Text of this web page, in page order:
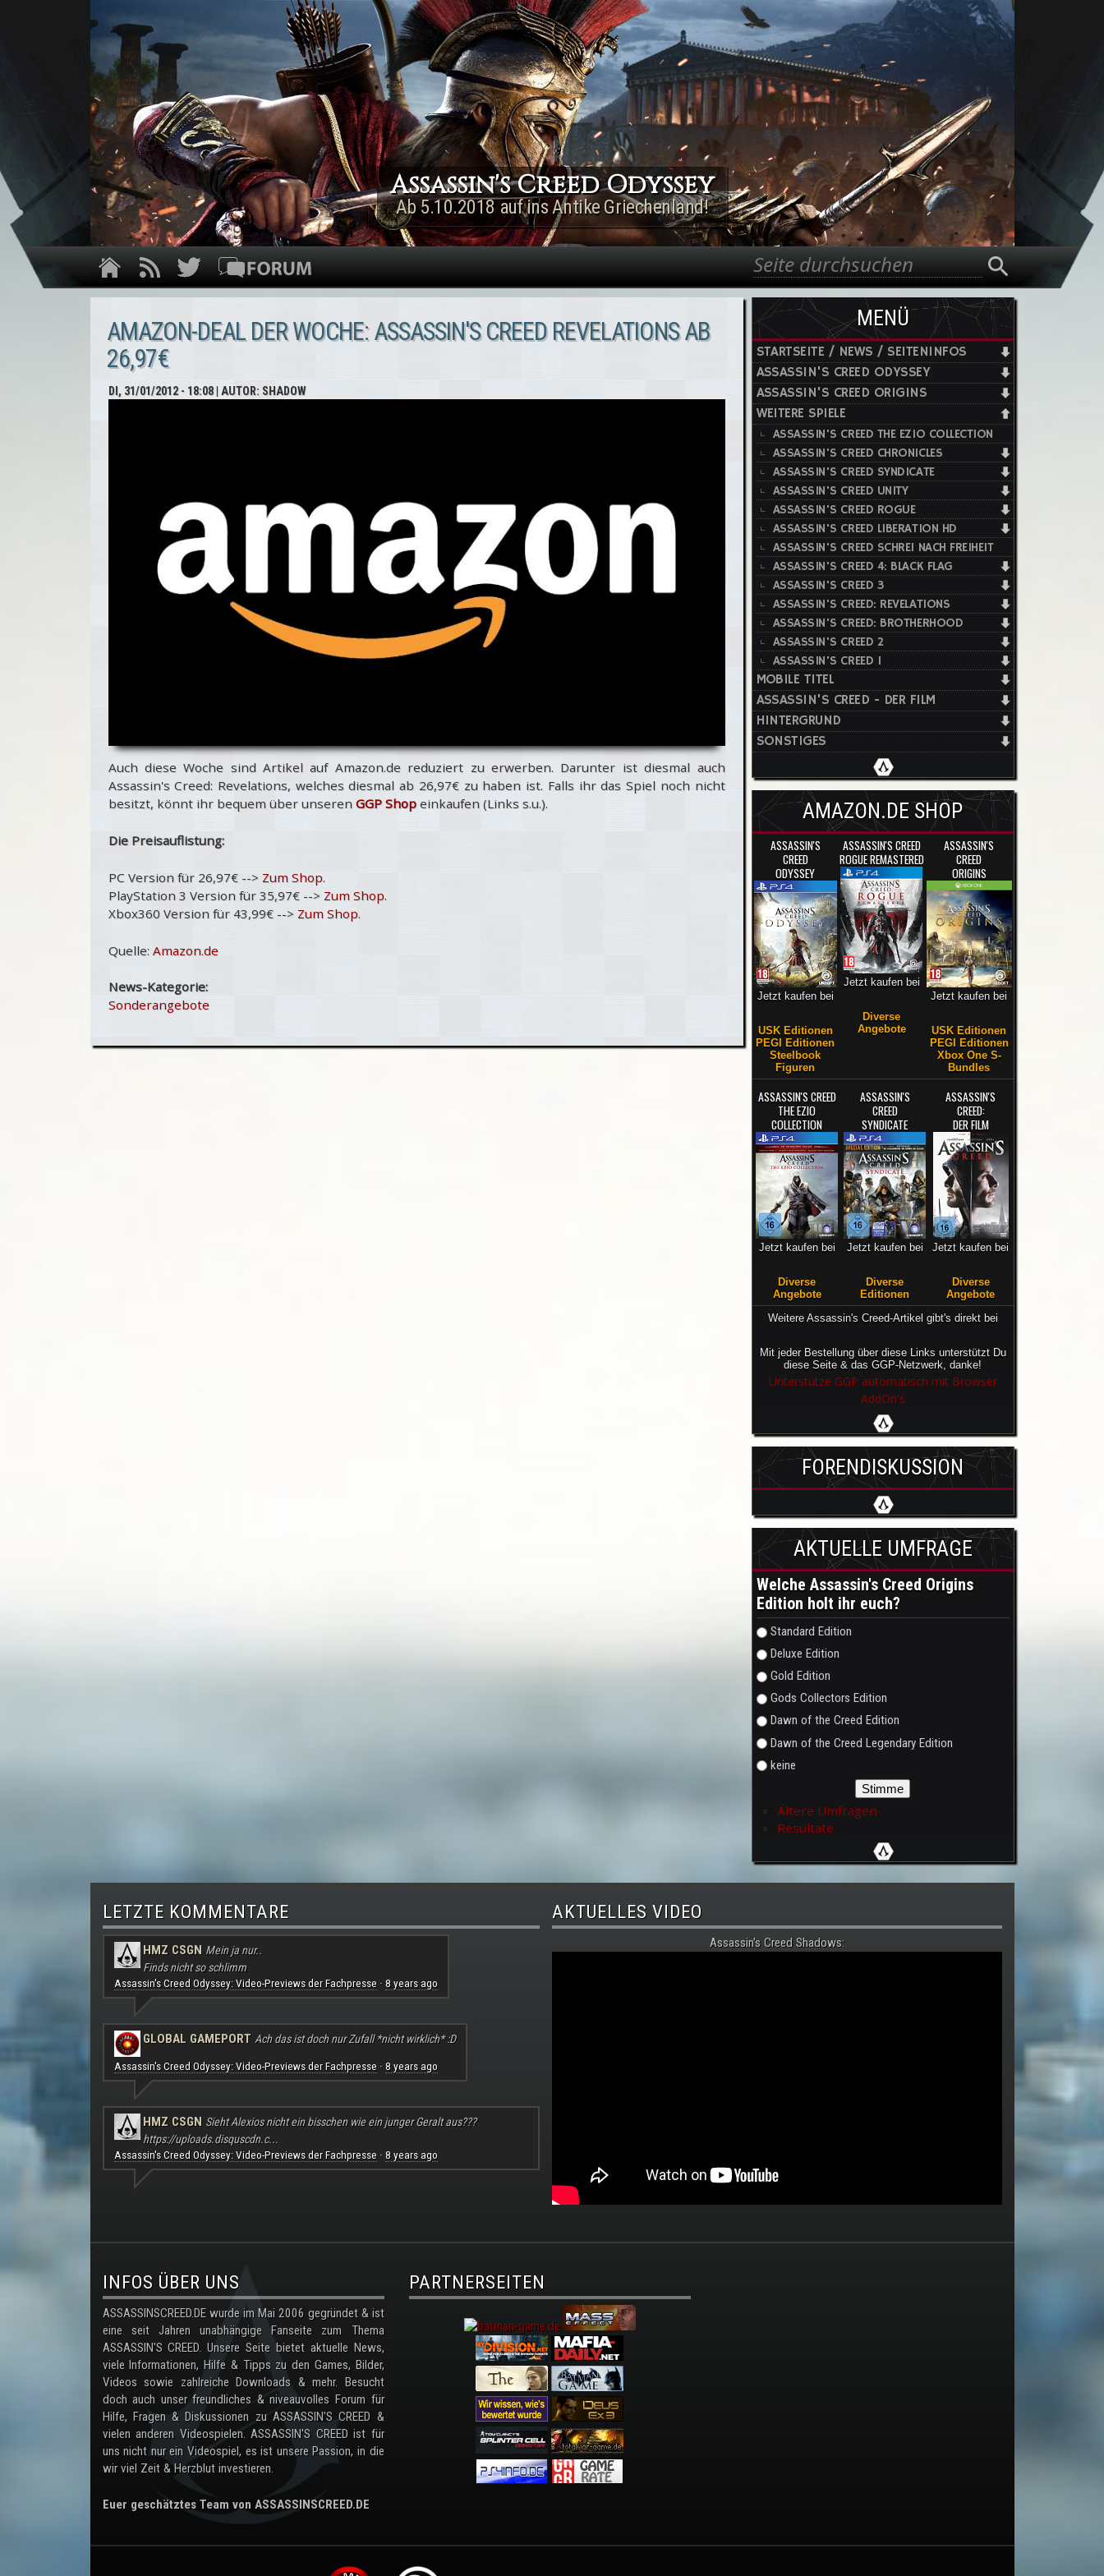
Direkt zum Inhalt
Assassin's Creed Rogue
Remastered
Jetzt für PS4 & Xbox One!
Suchformular
Suche
AMAZON-DEAL DER WOCHE: ASSASSIN'S CREED REVELATIONS AB
26,97€
DI, 31/01/2012 - 18:08| AUTOR: SHADOW
Auch diese Woche sind Artikel auf Amazon.de reduziert zu erwerben. Darunter ist diesmal auch
Assassin's Creed: Revelations, welches diesmal ab 26,97€ zu haben ist. Falls ihr das Spiel noch nicht
besitzt, könnt ihr bequem über unseren GGP Shopeinkaufen (Links s.u.).
Die Preisauflistung:
PC Version für 26,97€ --> Zum Shop.
PlayStation 3 Version für 35,97€ --> Zum Shop.
Xbox360 Version für 43,99€ --> Zum Shop.
Quelle: Amazon.de
News-Kategorie:
Sonderangebote
MENÜ
STARTSEITE / NEWS / SEITENINFOS
ASSASSIN'S CREED ODYSSEY
ASSASSIN'S CREED ORIGINS
WEITERE SPIELE
ASSASSIN'S CREED THE EZIO COLLECTION
ASSASSIN'S CREED CHRONICLES
ASSASSIN'S CREED SYNDICATE
ASSASSIN'S CREED UNITY
ASSASSIN'S CREED ROGUE
ASSASSIN'S CREED LIBERATION HD
ASSASSIN'S CREED SCHREI NACH FREIHEIT
ASSASSIN'S CREED 4: BLACK FLAG
ASSASSIN'S CREED 3
ASSASSIN'S CREED: REVELATIONS
ASSASSIN'S CREED: BROTHERHOOD
ASSASSIN'S CREED 2
ASSASSIN'S CREED 1
MOBILE TITEL
ASSASSIN'S CREED - DER FILM
HINTERGRUND
SONSTIGES
AMAZON.DE SHOP
ASSASSIN'S
CREED
ODYSSEY
Jetzt kaufen bei
USK Editionen
PEGI Editionen
Steelbook
Figuren
ASSASSIN'S CREED
ROGUE REMASTERED
Jetzt kaufen bei
Diverse
Angebote
ASSASSIN'S
CREED
ORIGINS
Jetzt kaufen bei
USK Editionen
PEGI Editionen
Xbox One S-
Bundles
ASSASSIN'S CREED
THE EZIO
COLLECTION
Jetzt kaufen bei
Diverse
Angebote
ASSASSIN'S
CREED
SYNDICATE
Jetzt kaufen bei
Diverse
Editionen
ASSASSIN'S
CREED:
DER FILM
Jetzt kaufen bei
Diverse
Angebote
Weitere Assassin's Creed-Artikel gibt's direkt bei
Mit jeder Bestellung über diese Links unterstützt Du
diese Seite & das GGP-Netzwerk, danke!
Unterstütze GGP automatisch mit Browser
AddOn's
FORENDISKUSSION
AKTUELLE UMFRAGE
Welche Assassin's Creed Origins
Edition holt ihr euch?
Auswahlmöglichkeiten
Standard Edition
Deluxe Edition
Gold Edition
Gods Collectors Edition
Dawn of the Creed Edition
Dawn of the Creed Legendary Edition
keine
Ältere Umfragen
Resultate
LETZTE KOMMENTARE
HMZ CSGN Mein ja nur..
Finds nicht so schlimm
Assassin's Creed Odyssey: Video-Previews der Fachpresse· 8 years ago
GLOBAL GAMEPORT Ach das ist doch nur Zufall *nicht wirklich* :D
Assassin's Creed Odyssey: Video-Previews der Fachpresse· 8 years ago
HMZ CSGN Sieht Alexios nicht ein bisschen wie ein junger Geralt aus???
https://uploads.disquscdn.c...
Assassin's Creed Odyssey: Video-Previews der Fachpresse· 8 years ago
AKTUELLES VIDEO
Assassin's Creed Shadows:
.
INFOS ÜBER UNS
ASSASSINSCREED.DE wurde im Mai 2006 gegründet & ist
eine seit Jahren unabhängige Fanseite zum Thema
ASSASSIN'S CREED. Unsere Seite bietet aktuelle News,
viele Informationen, Hilfe & Tipps zu den Games, Bilder,
Videos sowie zahlreiche Downloads & mehr. Besucht
doch auch unser freundliches & niveauvolles Forum für
Hilfe, Fragen & Diskussionen zu ASSASSIN'S CREED &
vielen anderen Videospielen. ASSASSIN'S CREED ist für
uns nicht nur ein Videospiel, es ist unsere Passion, in die
wir viel Zeit & Herzblut investieren.
Euer geschätztes Team von ASSASSINSCREED.DE
PARTNERSEITEN